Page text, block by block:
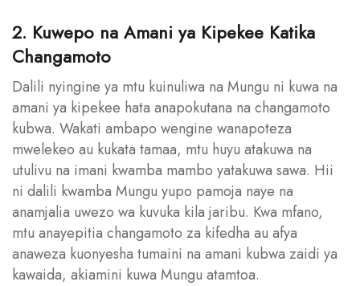
2. Kuwepo na Amani ya Kipekee Katika
Changamoto
Dalili nyingine ya mtu kuinuliwa na Mungu ni kuwa na
amani ya kipekee hata anapokutana na changamoto
kubwa. Wakati ambapo wengine wanapoteza
mwelekeo au kukata tamaa, mtu huyu atakuwa na
utulivu na imani kwamba mambo yatakuwa sawa. Hii
ni dalili kwamba Mungu yupo pamoja naye na
anamjalia uwezo wa kuvuka kila jaribu. Kwa mfano,
mtu anayepitia changamoto za kifedha au afya
anaweza kuonyesha tumaini na amani kubwa zaidi ya
kawaida, akiamini kuwa Mungu atamtoa.